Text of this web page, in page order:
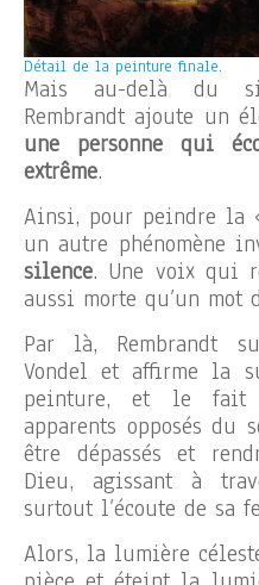
Détail de la peinture finale.
Mais au-delà du
Rembrandt ajoute un
une personne qui
extrême.
Ainsi, pour peindre
un autre phénomène
silence. Une voix qui
aussi morte qu’un mot
Par là, Rembrandt
Vondel et affirme la
peinture, et le fait
apparents opposés du
être dépassés et
Dieu, agissant à
surtout l’écoute de sa
Alors, la lumière